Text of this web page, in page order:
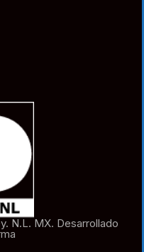
N.L. MX. Desarrollado